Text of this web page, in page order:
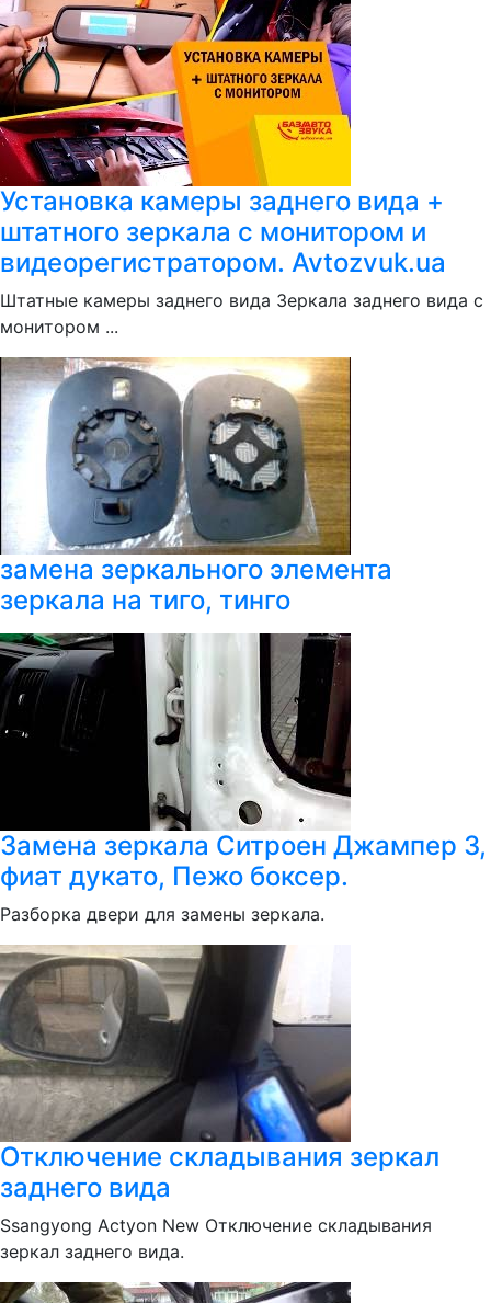
Установка камеры заднего вида +
штатного зеркала с монитором и
видеорегистратором. Avtozvuk.ua
Штатные камеры заднего вида Зеркала заднего вида с
монитором ...
замена зеркального элемента
зеркала на тиго, тинго
Замена зеркала Ситроен Джампер 3,
фиат дукато, Пежо боксер.
Разборка двери для замены зеркала.
Отключение складывания зеркал
заднего вида
Ssangyong Actyon New Отключение складывания
зеркал заднего вида.